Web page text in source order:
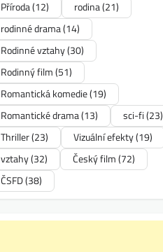
Příroda(12) rodina(21)
rodinné drama(14)
Rodinné vztahy(30)
Rodinný film(51)
Romantická komedie(19)
Romantické drama(13) sci-fi(23)
Thriller(23) Vizuální efekty(19)
vztahy(32) Český film(72)
ČSFD(38)